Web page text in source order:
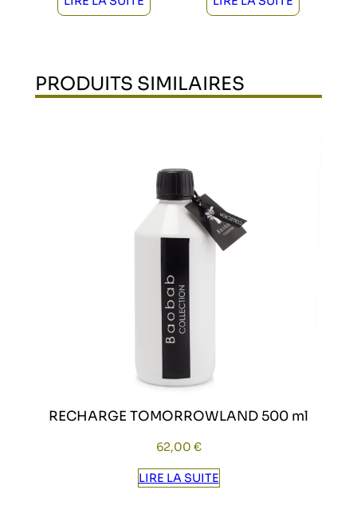
PRODUITS SIMILAIRES
RECHARGE TOMORROWLAND 500 ml
62,00 €
LIRE LA SUITE